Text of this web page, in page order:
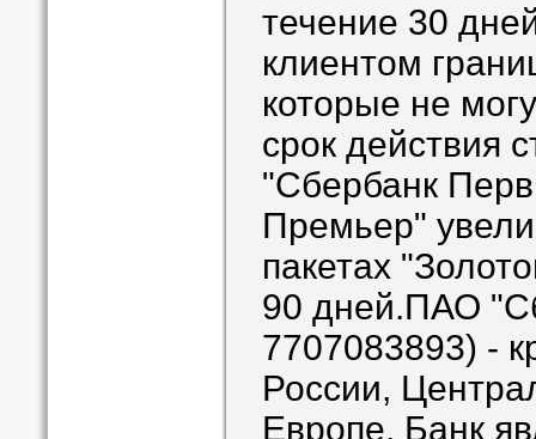
течение 30
клиентом
которые не
срок действия
"Сбербанк
Премьер"
пакетах
90 дней.ПАО
7707083893) -
России,
Европе. Банк